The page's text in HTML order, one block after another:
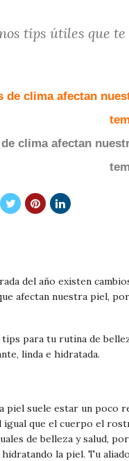
tips útiles que
clima afectan
del año existen
afectan nuestra piel,
para tu rutina de
linda e hidratada.
piel suele estar un poco
que el cuerpo el
de belleza y salud,
la piel. Tu